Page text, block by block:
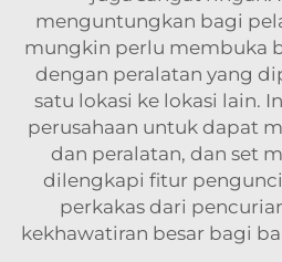
menguntungkan bagi
mungkin perlu membuka
dengan peralatan yang
satu lokasi ke lokasi lain.
perusahaan untuk dapat
dan peralatan, dan set
dilengkapi fitur
perkakas dari
kekhawatiran besar bagi